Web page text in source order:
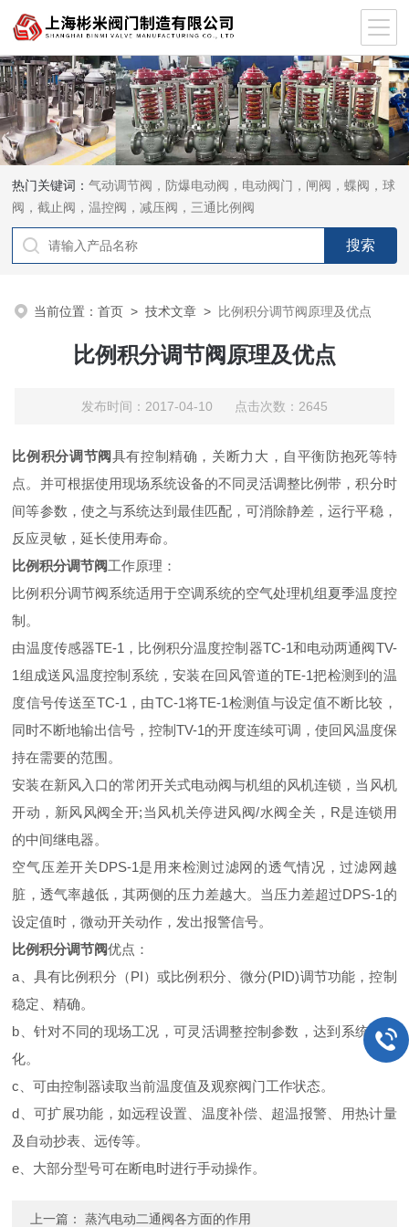
热门关键词：气动调节阀，防爆电动阀，电动阀门，闸阀，蝶阀，球
阀，截止阀，温控阀，减压阀，三通比例阀
当前位置：首页 >技术文章 > 比例积分调节阀原理及优点
比例积分调节阀原理及优点
发布时间：2017-04-10 点击次数：2645
比例积分调节阀具有控制精确，关断力大，自平衡防抱死等特
点。并可根据使用现场系统设备的不同灵活调整比例带，积分时
间等参数，使之与系统达到最佳匹配，可消除静差，运行平稳，
反应灵敏，延长使用寿命。
比例积分调节阀工作原理：
比例积分调节阀系统适用于空调系统的空气处理机组夏季温度控
制。
由温度传感器TE-1，比例积分温度控制器TC-1和电动两通阀TV-
1组成送风温度控制系统，安装在回风管道的TE-1把检测到的温
度信号传送至TC-1，由TC-1将TE-1检测值与设定值不断比较，
同时不断地输出信号，控制TV-1的开度连续可调，使回风温度保
持在需要的范围。
安装在新风入口的常闭开关式电动阀与机组的风机连锁，当风机
开动，新风风阀全开;当风机关停进风阀/水阀全关，R是连锁用
的中间继电器。
空气压差开关DPS-1是用来检测过滤网的透气情况，过滤网越
脏，透气率越低，其两侧的压力差越大。当压力差超过DPS-1的
设定值时，微动开关动作，发出报警信号。
比例积分调节阀优点：
a、具有比例积分（PI）或比例积分、微分(PID)调节功能，控制
稳定、精确。
b、针对不同的现场工况，可灵活调整控制参数，达到系统最优
化。
c、可由控制器读取当前温度值及观察阀门工作状态。
d、可扩展功能，如远程设置、温度补偿、超温报警、用热计量
及自动抄表、远传等。
e、大部分型号可在断电时进行手动操作。
上一篇：蒸汽电动二通阀各方面的作用